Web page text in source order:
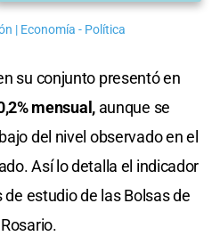
| Economía - Política
su conjunto presentó en
mensual,aunque se
del nivel observado en el
Así lo detalla el indicador
estudio de las Bolsas de